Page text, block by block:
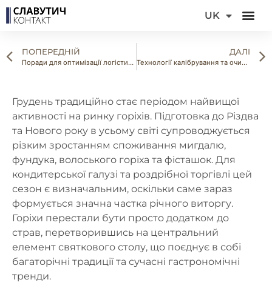
UK
FR
ПОПЕРЕДНІЙ
Поради для оптимізації логістичних витрат при закупівлі насіння оптом
ДАЛІ
Технології калібрування та очищення соняшникового насіння: Огляд обладнання
Грудень традиційно стає періодом найвищої
активності на ринку горіхів. Підготовка до Різдва
та Нового року в усьому світі супроводжується
різким зростанням споживання мигдалю,
фундука, волоського горіха та фісташок. Для
кондитерської галузі та роздрібної торгівлі цей
сезон є визначальним, оскільки саме зараз
формується значна частка річного виторгу.
Горіхи перестали бути просто додатком до
страв, перетворившись на центральний
елемент святкового столу, що поєднує в собі
багаторічні традиції та сучасні гастрономічні
тренди.